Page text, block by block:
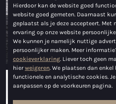
Maxima 490
Maxima 550
Maxima 600
Maxima 620 Retro MC
Maxima 630 NEW
Sloepen en tenders
Bekijk het aanbod
Hierdoor kan de website goed
website goed gemeten. Daarnaast
geplaatst als je deze accepteert.
ervaring op onze website
We kunnen je namelijk nuttige
persoonlijker maken. Meer
cookieverklaring . Liever toch geen
hierweigeren . We plaatsen dan
functionele en analytische cookies.
aanpassen op de voorkeuren pagina.